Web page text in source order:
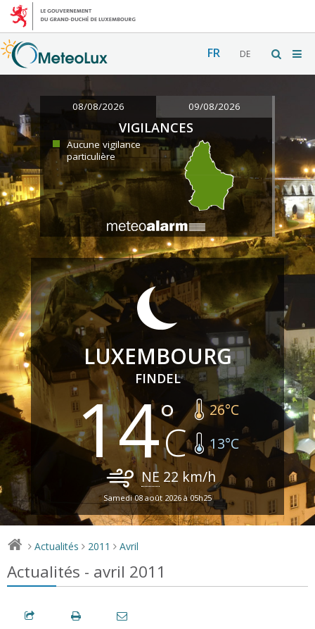
FR DE
08/08/2026 09/08/2026
VIGILANCES
Aucune vigilance
particulière
LUXEMBOURG
FINDEL
14 26°C
13°C
NE 22 km/h
Samedi 08 août 2026 à 05h25
> Actualités > 2011 > Avril
Actualités - avril 2011